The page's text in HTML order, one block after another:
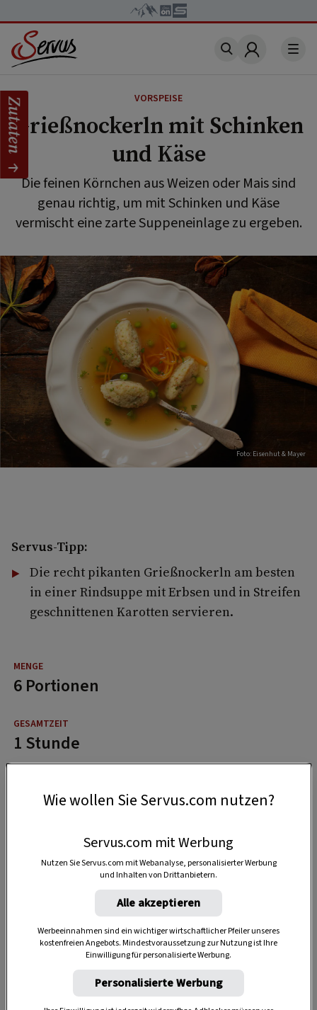
Account
VORSPEISE
Grießnockerln mit Schinken
und Käse
Die feinen Körnchen aus Weizen oder Mais sind
genau richtig, um mit Schinken und Käse
vermischt eine zarte Suppeneinlage zu ergeben.
Foto: Eisenhut & Mayer
Servus-Tipp:
Die recht pikanten Grießnockerln am besten
in einer Rindsuppe mit Erbsen und in Streifen
geschnittenen Karotten servieren.
6 Portionen
1 Stunde
Zutaten
Wie wollen Sie Servus.com nutzen?
Servus.com mit Werbung
Nutzen Sie Servus.com mit Webanalyse, personalisierter Werbung
und Inhalten von Drittanbietern.
Alle akzeptieren
Werbeeinnahmen sind ein wichtiger wirtschaftlicher Pfeiler unseres
kostenfreien Angebots. Mindestvoraussetzung zur Nutzung ist Ihre
Einwilligung für personalisierte Werbung.
Personalisierte Werbung